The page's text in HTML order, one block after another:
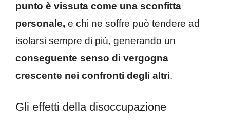
punto è vissuta come una sconfitta
personale, e chi ne soffre può tendere ad
isolarsi sempre di più, generando un
conseguente senso di vergogna
crescente nei confronti degli altri.
Gli effetti della disoccupazione